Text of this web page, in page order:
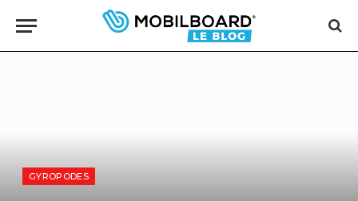
GYROPODES